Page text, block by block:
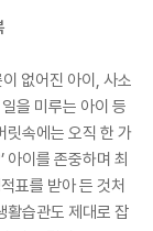
없어진 아이, 사소
을 미루는 아이 등
릿속에는 오직 한 가
아이를 존중하며 최
표를 받아 든 것처
활습관도 제대로 잡